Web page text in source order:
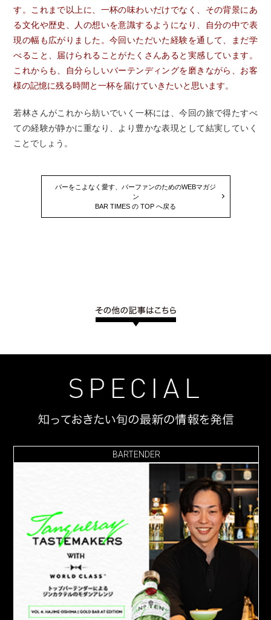
す。これまで以上に、一杯の味わいだけでなく、その背景にあ
る文化や歴史、人の想いを意識するようになり、自分の中で表
現の幅も広がりました。今回いただいた経験を通して、まだ学
べること、届けられることがたくさんあると実感しています。
これからも、自分らしいバーテンディングを磨きながら、お客
様の記憶に残る時間と一杯を届けていきたいと思います。
若林さんがこれから紡いでいく一杯には、今回の旅で得たすべ
ての経験が静かに重なり、より豊かな表現として結実していく
ことでしょう。
バーをこよなく愛す、バーファンのためのWEBマガジ
ン
BAR TIMES の TOP へ戻る
BARTENDER